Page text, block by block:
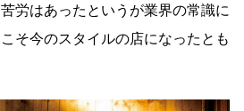
労はあったというが業界の常識に
そ今のスタイルの店になったとも